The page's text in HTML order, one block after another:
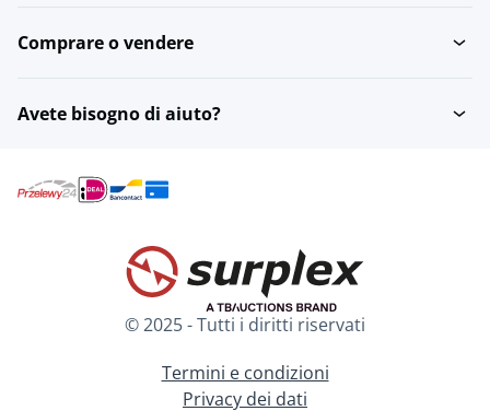
Archivio
Supporti per tablet Server
Comprare o vendere
Avete bisogno di aiuto?
© 2025 - Tutti i diritti riservati
Termini e condizioni
Privacy dei dati